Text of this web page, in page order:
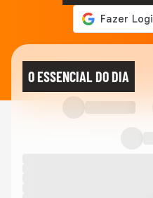
O ESSENCIAL DO DIA